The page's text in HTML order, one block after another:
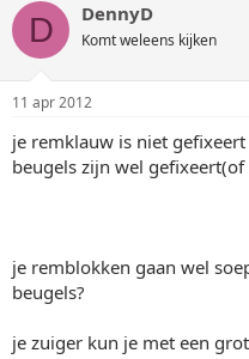
D DennyD
Komt weleens kijken
11 apr 2012
je remklauw is niet
beugels zijn wel
je remblokken gaan wel
beugels?
je zuiger kun je met een